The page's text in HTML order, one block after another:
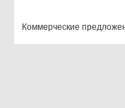
Коммерческие